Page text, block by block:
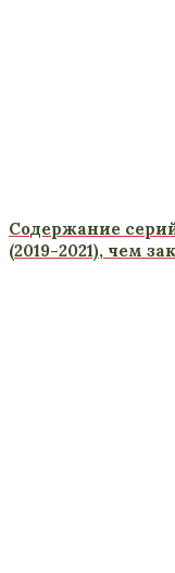
Содержание
(2019-2021), чем